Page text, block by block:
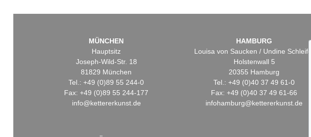
MÜNCHEN
Hauptsitz
Joseph-Wild-Str. 18
81829 München
Tel.: +49 (0)89 55 244-0
Fax: +49 (0)89 55 244-177
info@kettererkunst.de
HAMBURG
Louisa von Saucken / Undine Schleifer
Holstenwall 5
20355 Hamburg
Tel.: +49 (0)40 37 49 61-0
Fax: +49 (0)40 37 49 61-66
infohamburg@kettererkunst.de